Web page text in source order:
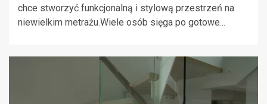
chce stworzyć funkcjonalną i stylową przestrzeń na
niewielkim metrażu.Wiele osób sięga po gotowe...